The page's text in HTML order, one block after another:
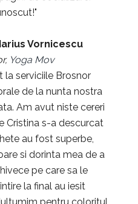
Vornicescu
Yoga Mov
la serviciile Brosnor
de la nunta nostra
Am avut niste cereri
Cristina s-a descurcat
au fost superbe,
si dorinta mea de a
pe care sa le
la final au iesit